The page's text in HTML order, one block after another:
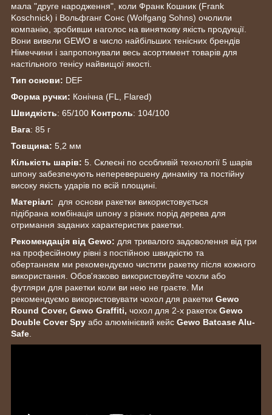
мала "друге народження", коли Франк Кошник (Frank
Koschnick) і Вольфганг Сонс (Wolfgang Sohns) очолили
компанію, зробивши наголос на виняткову якість продукції.
Вони вивели GEWO в число найбільших тенісних брендів
Німеччини і запропонували весь асортимент товарів для
настільного тенісу найвищої якості.
Тип основи: DEF
Форма ручки: Конічна (FL, Flared)
Швидкість: 65/100 Контроль: 104/100
Вага: 85 г
Товщина: 5,2 мм
Кількість шарів: 5. Склеєні по особливій технології 5 шарів
шпону забезпечують неперевершену динаміку та постійну
високу якість ударів по всій площині.
Матеріал: для основи ракетки використовується
підібрана комбінація шпону з різних порід дерева для
отримання заданих характеристик ракетки.
Рекомендація від Gewo: для тривалого задоволення від гри
на професійному рівні з постійною швидкістю та
обертанням ми рекомендуємо чистити ракетку після кожного
використання. Обов'язково використовуйте чохли або
футляри для ракетки коли ви нею не граєте. Ми
рекомендуємо використовувати чохол для ракетки Gewo
Round Cover, Gewo Graffiti, чохол для 2-х ракеток Gewo
Double Cover Spy або алюмінієвий кейс Gewo Batcase Alu-
Safe